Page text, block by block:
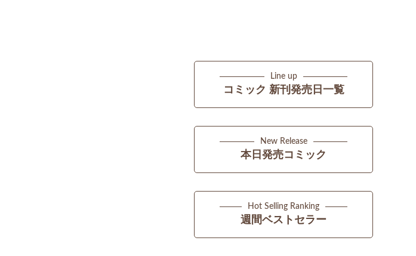
Line up
コミック 新刊発売日一覧
New Release
本日発売コミック
Hot Selling Ranking
週間ベストセラー